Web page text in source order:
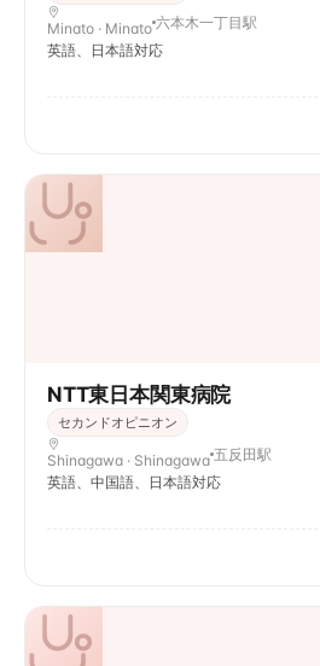
Minato · Minato 六本木一丁目駅
英語、日本語対応
NTT東日本関東病院
セカンドオピニオン
Shinagawa · Shinagawa 五反田駅
英語、中国語、日本語対応